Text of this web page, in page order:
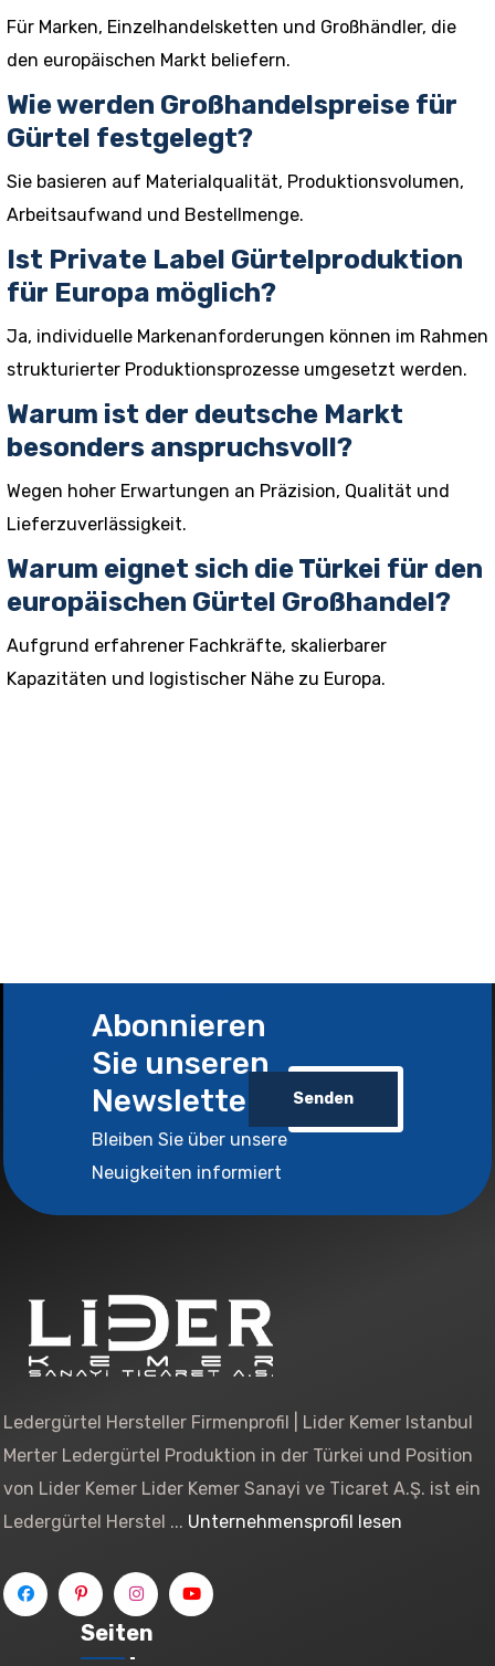
Für Marken, Einzelhandelsketten und Großhändler, die
den europäischen Markt beliefern.
Wie werden Großhandelspreise für
Gürtel festgelegt?
Sie basieren auf Materialqualität, Produktionsvolumen,
Arbeitsaufwand und Bestellmenge.
Ist Private Label Gürtelproduktion
für Europa möglich?
Ja, individuelle Markenanforderungen können im Rahmen
strukturierter Produktionsprozesse umgesetzt werden.
Warum ist der deutsche Markt
besonders anspruchsvoll?
Wegen hoher Erwartungen an Präzision, Qualität und
Lieferzuverlässigkeit.
Warum eignet sich die Türkei für den
europäischen Gürtel Großhandel?
Aufgrund erfahrener Fachkräfte, skalierbarer
Kapazitäten und logistischer Nähe zu Europa.
Abonnieren
Sie unseren
Newsletter
Bleiben Sie über unsere
Neuigkeiten informiert
Senden
Ledergürtel Hersteller Firmenprofil | Lider Kemer Istanbul
Merter Ledergürtel Produktion in der Türkei und Position
von Lider Kemer Lider Kemer Sanayi ve Ticaret A.Ş. ist ein
Ledergürtel Herstel ... Unternehmensprofil lesen
Seiten